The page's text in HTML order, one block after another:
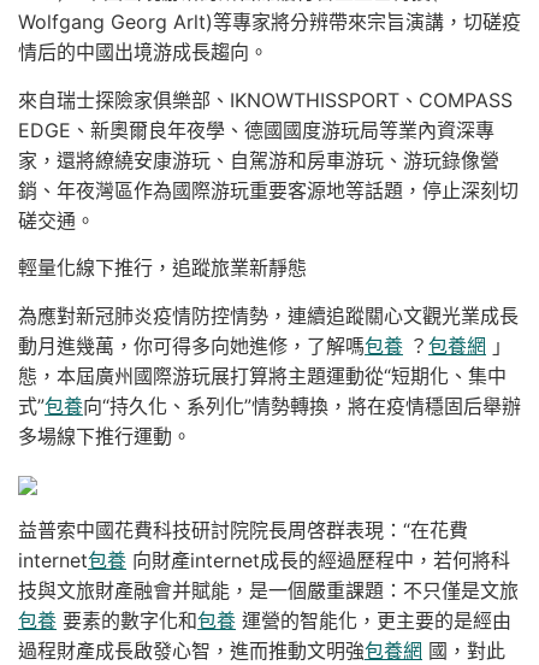
Wolfgang Georg Arlt)等專家將分辨帶來宗旨演講，切磋疫
情后的中國出境游成長趨向。
來自瑞士探險家俱樂部、IKNOWTHISSPORT、COMPASS
EDGE、新奧爾良年夜學、德國國度游玩局等業內資深專
家，還將繚繞安康游玩、自駕游和房車游玩、游玩錄像營
銷、年夜灣區作為國際游玩重要客源地等話題，停止深刻切
磋交通。
輕量化線下推行，追蹤旅業新靜態
為應對新冠肺炎疫情防控情勢，連續追蹤關心文觀光業成長
動月進幾萬，你可得多向她進修，了解嗎包養 ？ 包養網 」
態，本屆廣州國際游玩展打算將主題運動從“短期化、集中
式”包養向“持久化、系列化”情勢轉換，將在疫情穩固后舉辦
多場線下推行運動。
益普索中國花費科技研討院院長周啓群表現：“在花費
internet包養 向財產internet成長的經過歷程中，若何將科
技與文旅財產融會并賦能，是一個嚴重課題：不只僅是文旅
包養 要素的數字化和包養 運營的智能化，更主要的是經由
過程財產成長啟發心智，進而推動文明強包養網 國，對此